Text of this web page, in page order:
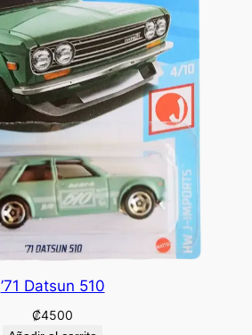
’71 Datsun 510
₡4500